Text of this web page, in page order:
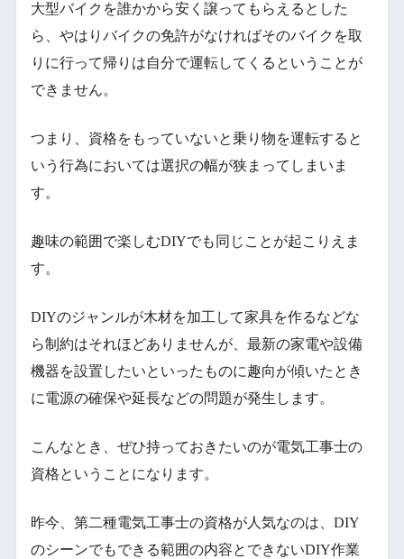
大型バイクを誰かから安く譲ってもらえるとした
ら、やはりバイクの免許がなければそのバイクを取
りに行って帰りは自分で運転してくるということが
できません。
つまり、資格をもっていないと乗り物を運転すると
いう行為においては選択の幅が狭まってしまいま
す。
趣味の範囲で楽しむDIYでも同じことが起こりえま
す。
DIYのジャンルが木材を加工して家具を作るなどな
ら制約はそれほどありませんが、最新の家電や設備
機器を設置したいといったものに趣向が傾いたとき
に電源の確保や延長などの問題が発生します。
こんなとき、ぜひ持っておきたいのが電気工事士の
資格ということになります。
昨今、第二種電気工事士の資格が人気なのは、DIY
のシーンでもできる範囲の内容とできないDIY作業